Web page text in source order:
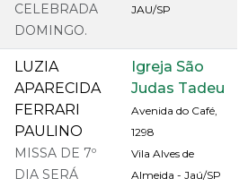
CELEBRADA
DOMINGO.
JAU/SP
LUZIA
APARECIDA
FERRARI
PAULINO
MISSA DE 7º
DIA SERÁ
Igreja São
Judas Tadeu
Avenida do Café,
1298
Vila Alves de
Almeida - Jaú/SP